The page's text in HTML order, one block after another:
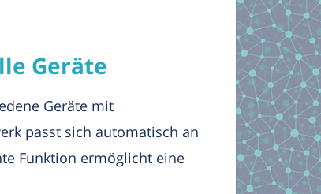
Geräte
Geräte mit
passt sich automatisch an
Funktion ermöglicht eine